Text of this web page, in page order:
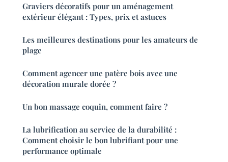
Graviers décoratifs pour un aménagement
extérieur élégant : Types, prix et astuces
Les meilleures destinations pour les amateurs de
plage
Comment agencer une patère bois avec une
décoration murale dorée ?
Un bon massage coquin, comment faire ?
La lubrification au service de la durabilité :
Comment choisir le bon lubrifiant pour une
performance optimale